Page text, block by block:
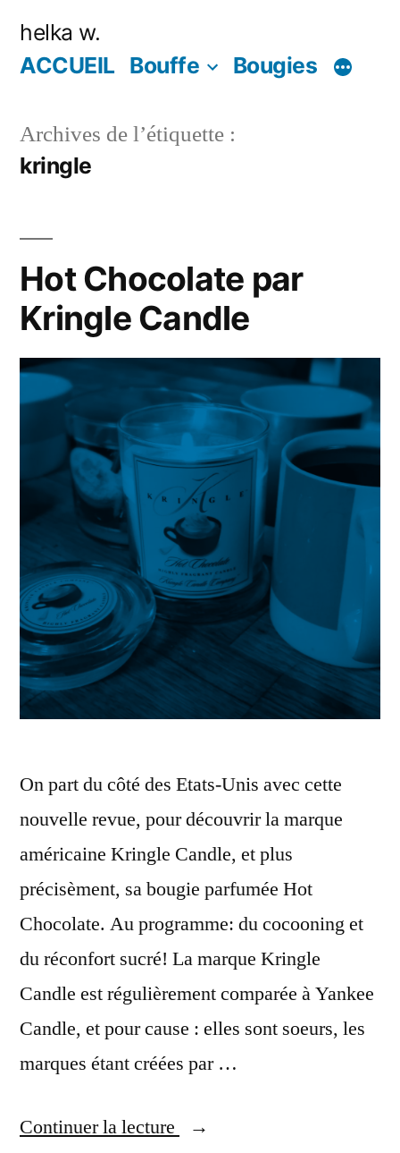
helka w.
ACCUEIL Bouffe Bougies
Archives de l’étiquette :
kringle
Hot Chocolate par
Kringle Candle
On part du côté des Etats-Unis avec cette
nouvelle revue, pour découvrir la marque
américaine Kringle Candle, et plus
précisèment, sa bougie parfumée Hot
Chocolate. Au programme: du cocooning et
du réconfort sucré! La marque Kringle
Candle est régulièrement comparée à Yankee
Candle, et pour cause : elles sont soeurs, les
marques étant créées par …
Continuer la lecture
« Hot